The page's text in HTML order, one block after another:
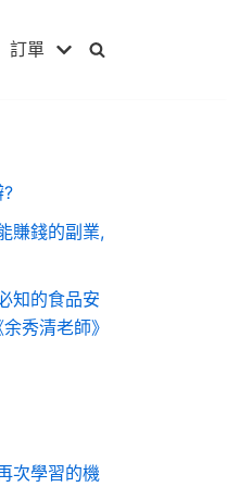
訂單
賺錢的副業,
知的食品安
秀清老師》
次學習的機